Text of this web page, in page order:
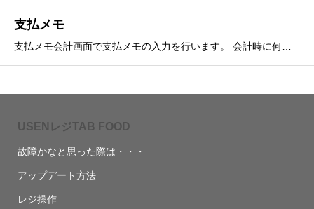
支払メモ
USENレジTAB FOOD
故障かなと思った際は・・・
アップデート方法
レジ操作